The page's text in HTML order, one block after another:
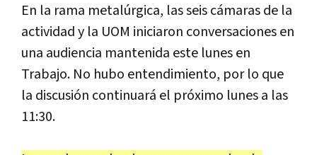
En la rama metalúrgica, las seis cámaras de la
actividad y la UOM iniciaron conversaciones en
una audiencia mantenida este lunes en
Trabajo. No hubo entendimiento, por lo que
la discusión continuará el próximo lunes a las
11:30.